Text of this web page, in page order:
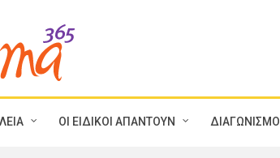
ΟΙ ΕΙΔΙΚΟΙ ΑΠΑΝΤΟΥΝ ΔΙΑΓΩΝΙΣΜΟΙ